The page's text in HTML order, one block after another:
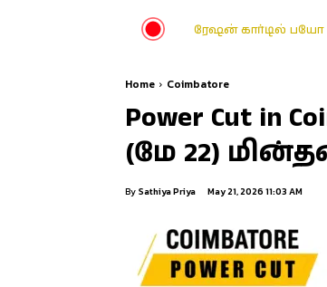
ரேஷன் கார்டில் பயோ
Home Coimbatore
Power Cut
(மே 22)
By Sathiya Priya May 21, 2026 11:03 AM